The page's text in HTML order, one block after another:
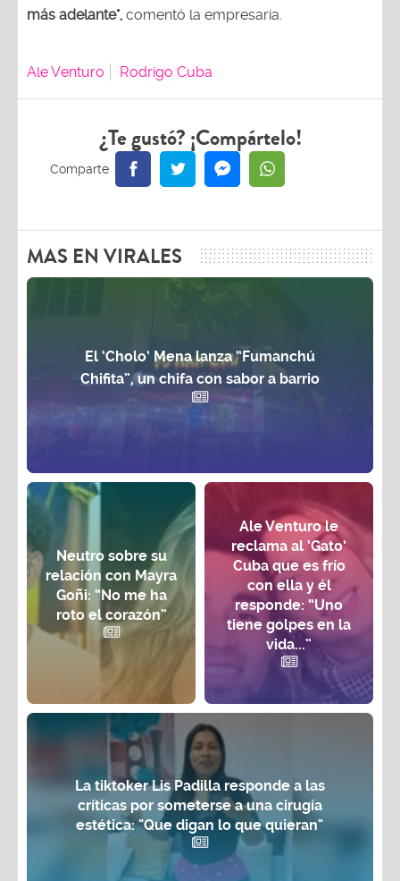
más adelante", comentó la empresaria.
Ale Venturo Rodrigo Cuba
¿Te gustó? ¡Compártelo!
MAS EN VIRALES
El ‘Cholo’ Mena lanza “Fumanchú
Chifita”, un chifa con sabor a barrio
Neutro sobre su
relación con Mayra
Goñi: “No me ha
roto el corazón”
Ale Venturo le
reclama al ‘Gato’
Cuba que es frío
con ella y él
responde: “Uno
tiene golpes en la
vida...”
La tiktoker Lis Padilla responde a las
críticas por someterse a una cirugía
estética: "Que digan lo que quieran"